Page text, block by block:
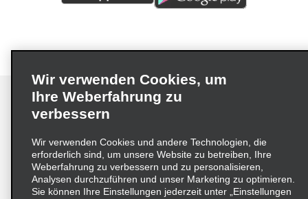
Impressum Nutzungsbedingungen
Datenschutzrichtlinie
Cookie-Richtlinie
Datenschutzoptionen
Lieferkettensorgfaltspflichtengesetz (LkSG) Grundsatzerklärung
Wir verwenden Cookies, um
Ihre Weberfahrung zu
verbessern
Wir verwenden Cookies und andere Technologien, die
erforderlich sind, um unsere Website zu betreiben, Ihre
Weberfahrung zu verbessern und zu personalisieren,
Analysen durchzuführen und unser Marketing zu optimieren.
Sie können Ihre Einstellungen jederzeit unter „Einstellungen